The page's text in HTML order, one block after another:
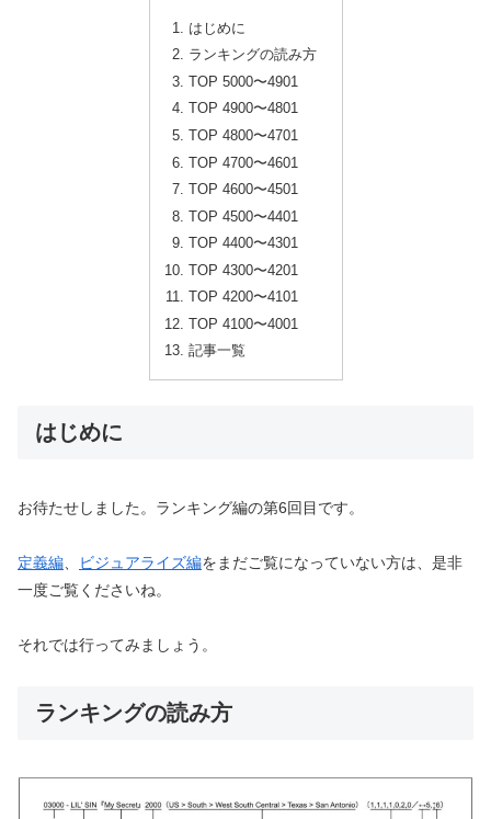
はじめに
ランキングの読み方
TOP 5000〜4901
TOP 4900〜4801
TOP 4800〜4701
TOP 4700〜4601
TOP 4600〜4501
TOP 4500〜4401
TOP 4400〜4301
TOP 4300〜4201
TOP 4200〜4101
TOP 4100〜4001
記事一覧
はじめに
お待たせしました。ランキング編の第6回目です。
定義編 ビジュアライズ編をまだご覧になっていない方は、是非
一度ご覧くださいね。
それでは行ってみましょう。
ランキングの読み方